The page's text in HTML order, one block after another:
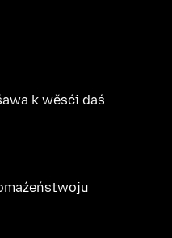
k wěsći daś